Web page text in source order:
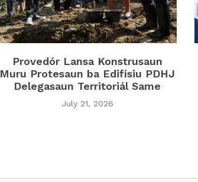
Provedór Lansa Konstrusaun
Muru Protesaun ba Edifísiu PDHJ
Delegasaun Territoriál Same
July 21, 2026